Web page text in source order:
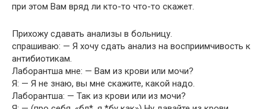
при этом Вам вряд ли кто-то что-то скажет.
Прихожу сдавать анализы в больницу.
спрашиваю: — Я хочу сдать анализ на восприимчивость к
антибиотикам.
Лаборантша мне: — Вам из крови или мочи?
Я: — Я не знаю, вы мне скажите, какой надо.
Лаборантша: — Так из крови или из мочи?